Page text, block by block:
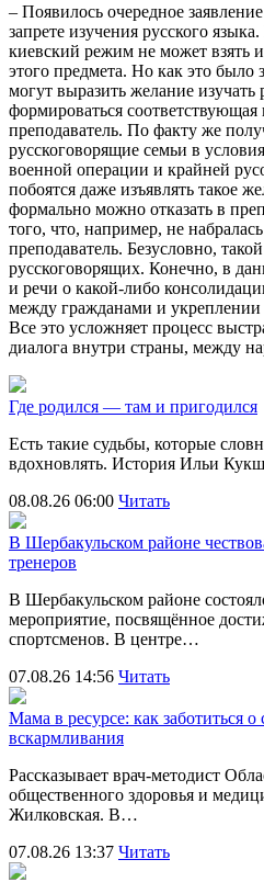
– Появилось очередное
запрете изучения русского
киевский режим не может взять
этого предмета. Но как это было
могут выразить желание изучать
формироваться соответствующая
преподаватель. По факту же
русскоговорящие семьи в
военной операции и крайней
побоятся даже изъявлять такое
формально можно отказать в
того, что, например, не
преподаватель. Безусловно,
русскоговорящих. Конечно, в
и речи о какой-либо
между гражданами и
Все это усложняет процесс
диалога внутри страны, между
Где родился — там и пригодился
Есть такие судьбы, которые
вдохновлять. История Ильи
08.08.26 06:00 Читать
В Шербакульском районе
тренеров
В Шербакульском районе
мероприятие, посвящённое
спортсменов. В центре…
07.08.26 14:56 Читать
Мама в ресурсе: как заботиться о
вскармливания
Рассказывает врач-методист
общественного здоровья и
Жилковская. В…
07.08.26 13:37 Читать